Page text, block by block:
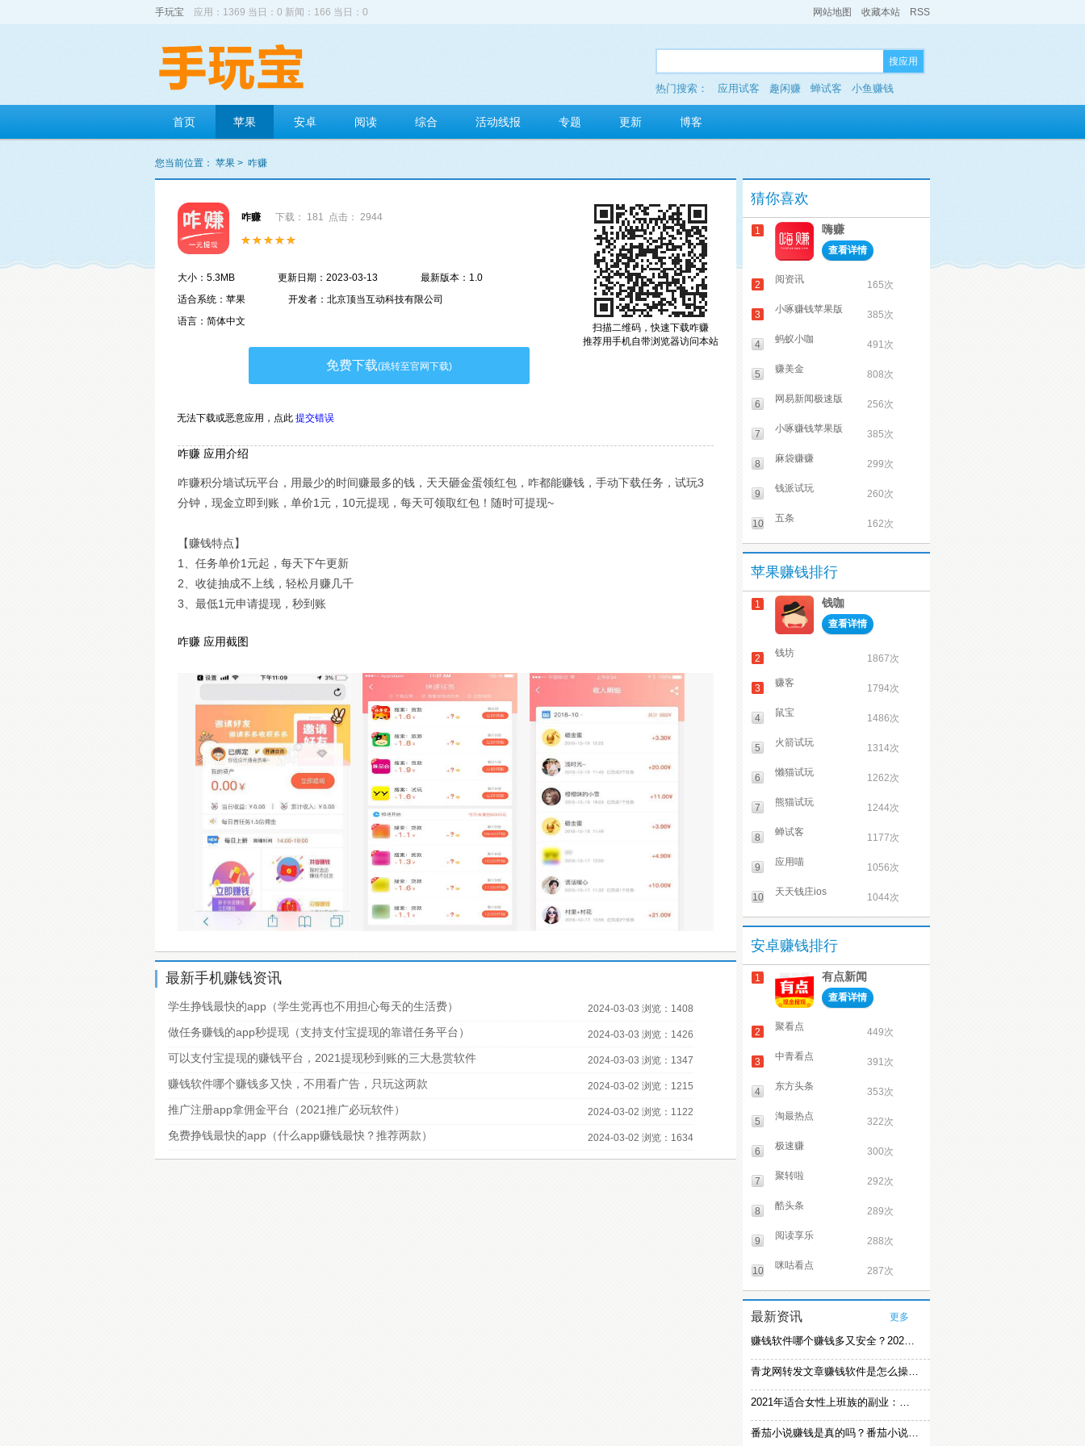
手玩宝 应用：1369 当日：0 新闻：166 当日：0 网站地图 收藏本站 RSS
搜应用
热门搜索： 应用试客 趣闲赚 蝉试客 小鱼赚钱
多玩红包
首页 苹果 安卓 阅读 综合 活动线报 专题 更新 博客
您当前位置： 苹果 > 咋赚
扫描二维码，快速下载咋赚
推荐用手机自带浏览器访问本站
咋赚 下载： 181 点击： 2944
大小：5.3MB 更新日期：2023-03-13
最新版本：1.0
适合系统：苹果
开发者：北京顶当互动科技有限公司
语言：简体中文
免费下载(跳转至官网下载)
无法下载或恶意应用， 点此 提交错误
咋赚 应用介绍
咋赚积分墙试玩平台，用最少的时间赚最多的钱，天天砸金蛋领红包，咋都能赚钱，手动下载任务，试玩3
分钟，现金立即到账，单价1元，10元提现，每天可领取红包！随时可提现~
【赚钱特点】
1、任务单价1元起，每天下午更新
2、收徒抽成不上线，轻松月赚几千
3、最低1元申请提现，秒到账
咋赚 应用截图
最新手机赚钱资讯
学生挣钱最快的app（学生党再也不用担心每天的生活费） 2024-03-03 浏览：1408
做任务赚钱的app秒提现（支持支付宝提现的靠谱任务平台） 2024-03-03 浏览：1426
可以支付宝提现的赚钱平台，2021提现秒到账的三大悬赏软件 2024-03-03 浏览：1347
赚钱软件哪个赚钱多又快，不用看广告，只玩这两款 2024-03-02 浏览：1215
推广注册app拿佣金平台（2021推广必玩软件） 2024-03-02 浏览：1122
免费挣钱最快的app（什么app赚钱最快？推荐两款） 2024-03-02 浏览：1634
猜你喜欢
1 嗨赚
查看详情
2 阅资讯 165次
3 小啄赚钱苹果版 385次
4 蚂蚁小咖 491次
5 赚美金 808次
6 网易新闻极速版 256次
7 小啄赚钱苹果版 385次
8 麻袋赚赚 299次
9 钱派试玩 260次
10 五条 162次
苹果赚钱排行
1 钱咖
查看详情
2 钱坊 1867次
3 赚客 1794次
4 鼠宝 1486次
5 火箭试玩 1314次
6 懒猫试玩 1262次
7 熊猫试玩 1244次
8 蝉试客 1177次
9 应用喵 1056次
10 天天钱庄ios 1044次
安卓赚钱排行
1 有点新闻
查看详情
2 聚看点 449次
3 中青看点 391次
4 东方头条 353次
5 淘最热点 322次
6 极速赚 300次
7 聚转啦 292次
8 酷头条 289次
9 阅读享乐 288次
10 咪咕看点 287次
最新资讯 更多
赚钱软件哪个赚钱多又安全？2021精选赚钱软件
青龙网转发文章赚钱软件是怎么操作的？
2021年适合女性上班族的副业：女生在家赚钱兼职推荐
番茄小说赚钱是真的吗？番茄小说怎么操作赚钱